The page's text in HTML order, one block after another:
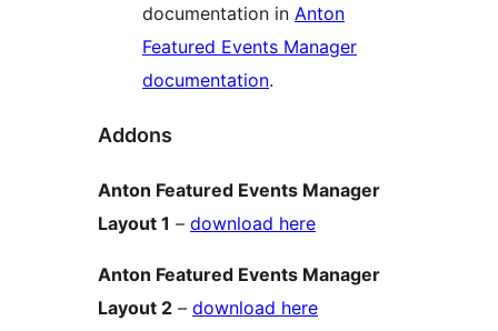
documentation in Anton
Featured Events Manager
documentation.
Addons
Anton Featured Events Manager
Layout 1 – download here
Anton Featured Events Manager
Layout 2 – download here